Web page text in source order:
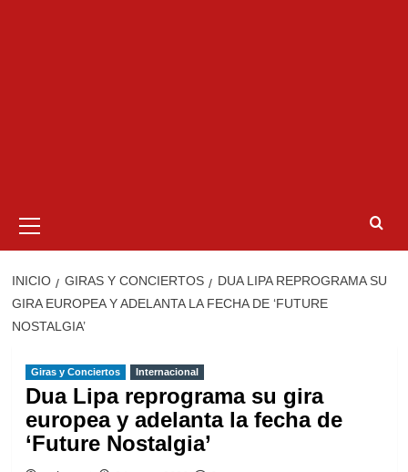
primario
INICIO GIRAS Y CONCIERTOS
DUA LIPA REPROGRAMA SU
GIRA EUROPEA Y ADELANTA LA FECHA DE ‘FUTURE
NOSTALGIA’
Giras y Conciertos Internacional
Dua Lipa reprograma su gira
europea y adelanta la fecha de
‘Future Nostalgia’